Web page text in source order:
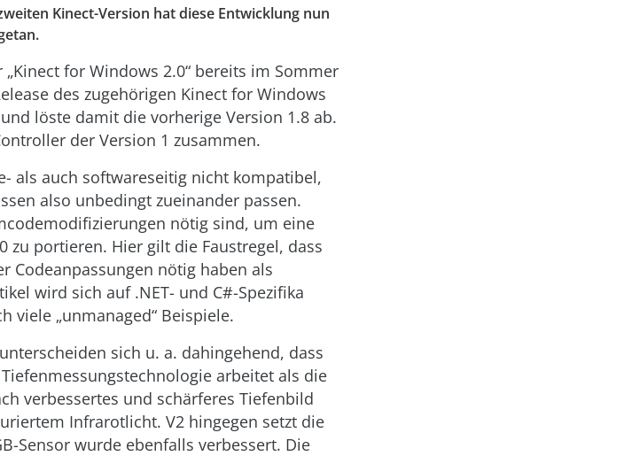
Kinect-Version hat diese Entwicklung nun
for Windows 2.0“ bereits im Sommer
des zugehörigen Kinect for Windows
löste damit die vorherige Version 1.8 ab.
der Version 1 zusammen.
als auch softwareseitig nicht kompatibel,
also unbedingt zueinander passen.
nötig sind, um eine
zu portieren. Hier gilt die Faustregel, dass
Codeanpassungen nötig haben als
wird sich auf .NET- und C#-Spezifika
viele „unmanaged“ Beispiele.
sich u. a. dahingehend, dass
arbeitet als die
verbessertes und schärferes Tiefenbild
Infrarotlicht. V2 hingegen setzt die
Sensor wurde ebenfalls verbessert. Die